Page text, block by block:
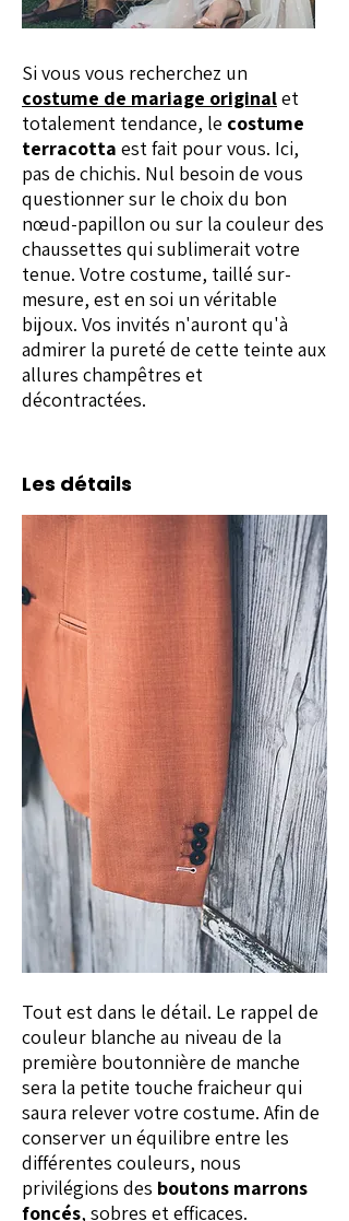
Si vous vous recherchez un
costume de mariage originalet
totalement tendance, le costume
terracotta est fait pour vous. Ici,
pas de chichis. Nul besoin de vous
questionner sur le choix du bon
nœud-papillon ou sur la couleur des
chaussettes qui sublimerait votre
tenue. Votre costume, taillé sur-
mesure, est en soi un véritable
bijoux. Vos invités n'auront qu'à
admirer la pureté de cette teinte aux
allures champêtres et
décontractées.
Les détails
Tout est dans le détail. Le rappel de
couleur blanche au niveau de la
première boutonnière de manche
sera la petite touche fraicheur qui
saura relever votre costume. Afin de
conserver un équilibre entre les
différentes couleurs, nous
privilégions des boutons marrons
foncés, sobres et efficaces.